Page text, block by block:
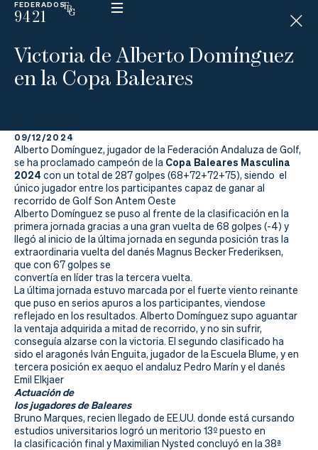
FEDERADOS
9421
ESP
N
D
C
La
Federación
Federarse
Jugar
Aprender
Actualidad
Tienda
Victoria de Alberto Domínguez
en la Copa Baleares
09/12/2024
Alberto Domínguez, jugador de la Federación Andaluza de Golf,
se ha proclamado campeón de la Copa Baleares Masculina
2024 con un total de 287 golpes (68+72+72+75), siendo el
único jugador entre los participantes capaz de ganar al
recorrido de Golf Son Antem Oeste
Alberto Domínguez se puso al frente de la clasificación en la
primera jornada gracias a una gran vuelta de 68 golpes (-4) y
llegó al inicio de la última jornada en segunda posición tras la
extraordinaria vuelta del danés Magnus Becker Frederiksen,
que con 67 golpes se
convertía en líder tras la tercera vuelta.
La última jornada estuvo marcada por el fuerte viento reinante
que puso en serios apuros a los participantes, viendose
reflejado en los resultados. Alberto Domínguez supo aguantar
la ventaja adquirida a mitad de recorrido, y no sin sufrir,
conseguía alzarse con la victoria. El segundo clasificado ha
sido el aragonés Iván Enguita, jugador de la Escuela Blume, y en
tercera posición ex aequo el andaluz Pedro Marín y el danés
Emil Elkjaer
Actuación de
los jugadores de Baleares
Bruno Marques, recien llegado de EE.UU. donde está cursando
estudios universitarios logró un meritorio 13º puesto en
la clasificación final y Maximilian Nysted concluyó en la 38ª